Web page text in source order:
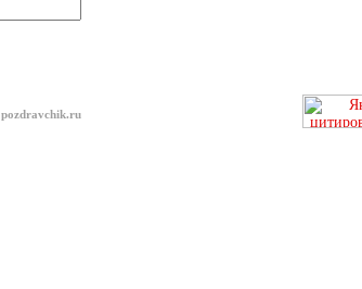
pozdravchik.ru